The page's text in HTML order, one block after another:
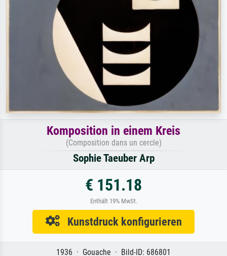
Komposition in einem Kreis
(Composition dans un cercle)
Sophie Taeuber Arp
€ 151.18
Enthält 19% MwSt.
Kunstdruck konfigurieren
1936 · Gouache · Bild-ID: 686801